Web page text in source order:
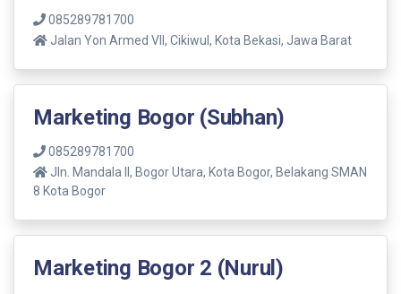
085289781700
Jalan Yon Armed VII, Cikiwul, Kota Bekasi, Jawa Barat
Marketing Bogor (Subhan)
085289781700
Jln. Mandala ll, Bogor Utara, Kota Bogor, Belakang SMAN
8 Kota Bogor
Marketing Bogor 2 (Nurul)